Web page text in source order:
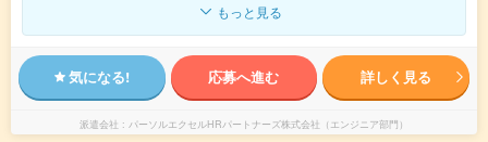
もっと見る
気になる! 応募へ進む 詳しく見る
派遣会社 パーソルエクセルHRパートナーズ株式会社（エンジニア部門）